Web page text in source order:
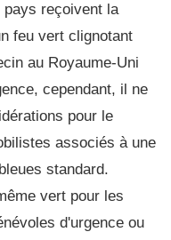
reçoivent la
feu vert clignotant
au Royaume-Uni
cependant, il ne
pour le
associés à une
standard.
vert pour les
d'urgence ou